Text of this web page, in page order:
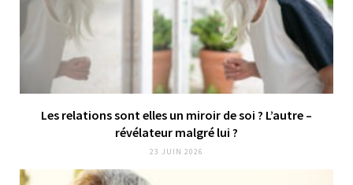
Les relations sont elles un miroir de soi ? L’autre –
révélateur malgré lui ?
23 JUIN 2026